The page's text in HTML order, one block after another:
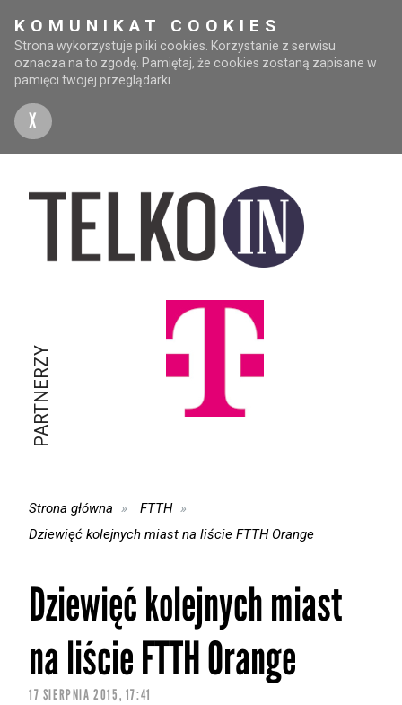
KOMUNIKAT COOKIES
Strona wykorzystuje pliki cookies. Korzystanie z serwisu
oznacza na to zgodę. Pamiętaj, że cookies zostaną zapisane w
pamięci twojej przeglądarki.
X
PARTNERZY
Strona główna
FTTH
Dziewięć kolejnych miast na liście FTTH Orange
Dziewięć kolejnych miast
na liście FTTH Orange
17 SIERPNIA 2015, 17:41